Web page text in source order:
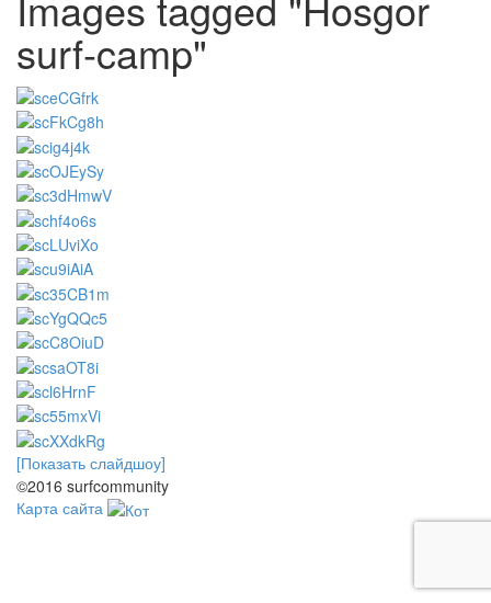
surf-camp"
[Показать слайдшоу]
©2016 surfcommunity
Карта сайта